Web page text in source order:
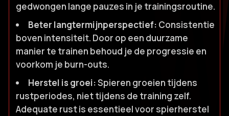
gedwongen lange pauzes in je trainingsroutine.​
Beter langtermijnperspectief: Consistentie
boven intensiteit.​ Door op een duurzame
manier te trainen behoud je de progressie en
voorkom je burn-outs.​
Herstel is groei:Spieren groeien tijdens
rustperiodes, niet tijdens de training zelf.​
Adequate rust is essentieel voor spierherstel